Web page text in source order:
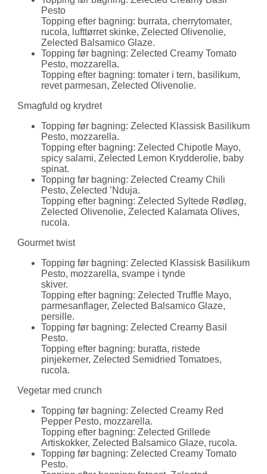
Pesto
Topping efter bagning: burrata, cherrytomater,
rucola, lufttørret skinke, Zelected Olivenolie,
Zelected Balsamico Glaze.
Topping før bagning: Zelected Creamy Tomato
Pesto, mozzarella.
Topping efter bagning: tomater i tern, basilikum,
revet parmesan, Zelected Olivenolie.
Smagfuld og krydret
Topping før bagning: Zelected Klassisk Basilikum
Pesto, mozzarella.
Topping efter bagning: Zelected Chipotle Mayo,
spicy salami, Zelected Lemon Krydderolie, baby
spinat.
Topping før bagning: Zelected Creamy Chili
Pesto, Zelected ’Nduja.
Topping efter bagning: Zelected Syltede Rødløg,
Zelected Olivenolie, Zelected Kalamata Olives,
rucola.
Gourmet twist
Topping før bagning: Zelected Klassisk Basilikum
Pesto, mozzarella, svampe i tynde
skiver.
Topping efter bagning: Zelected Truffle Mayo,
parmesanflager, Zelected Balsamico Glaze,
persille.
Topping før bagning: Zelected Creamy Basil
Pesto.
Topping efter bagning: buratta, ristede
pinjekerner, Zelected Semidried Tomatoes,
rucola.
Vegetar med crunch
Topping før bagning: Zelected Creamy Red
Pepper Pesto, mozzarella.
Topping efter bagning: Zelected Grillede
Artiskokker, Zelected Balsamico Glaze, rucola.
Topping før bagning: Zelected Creamy Tomato
Pesto.